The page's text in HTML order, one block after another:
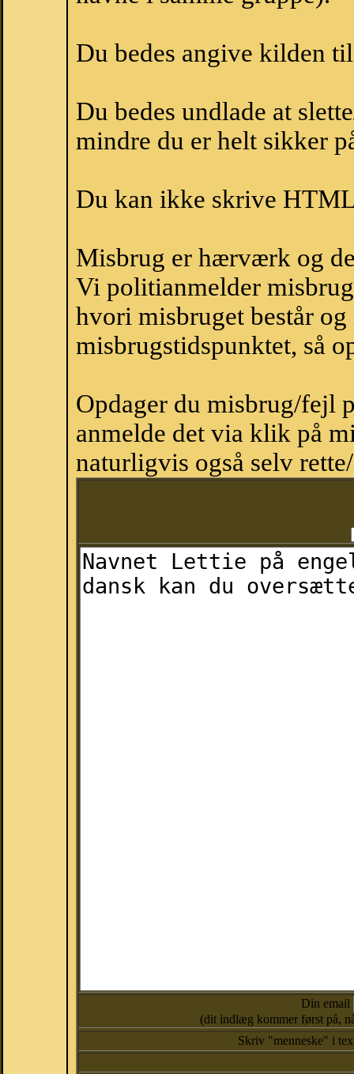
Du bedes angive kilden
Du bedes undlade at
mindre du er helt sikker
Du kan ikke skrive
Misbrug er hærværk og
Vi politianmelder
hvori misbruget består
misbrugstidspunktet, så
Opdager du misbrug/fejl
anmelde det via klik på
naturligvis også selv
Din email
(dit indlæg kommer først på,
Skriv "menneske" i